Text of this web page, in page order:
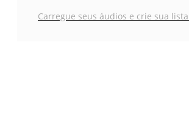
Carregue seus áudios e crie sua